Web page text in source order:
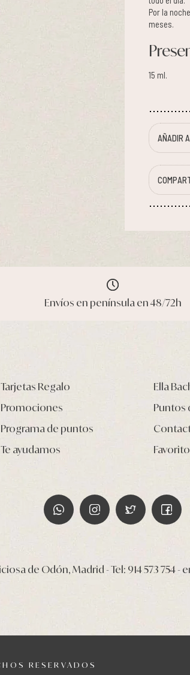
Por la
meses.
15 ml.
AÑADIR
Envíos en península en 48/72h
Tarjetas Regalo
Promociones
Programa de puntos
Te ayudamos
Ella
Puntos
de Odón, Madrid - Tel: 914 573 754-
RESERVADOS